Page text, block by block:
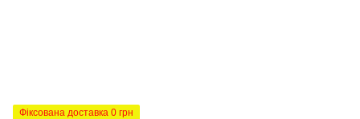
Фіксована доставка 0 грн